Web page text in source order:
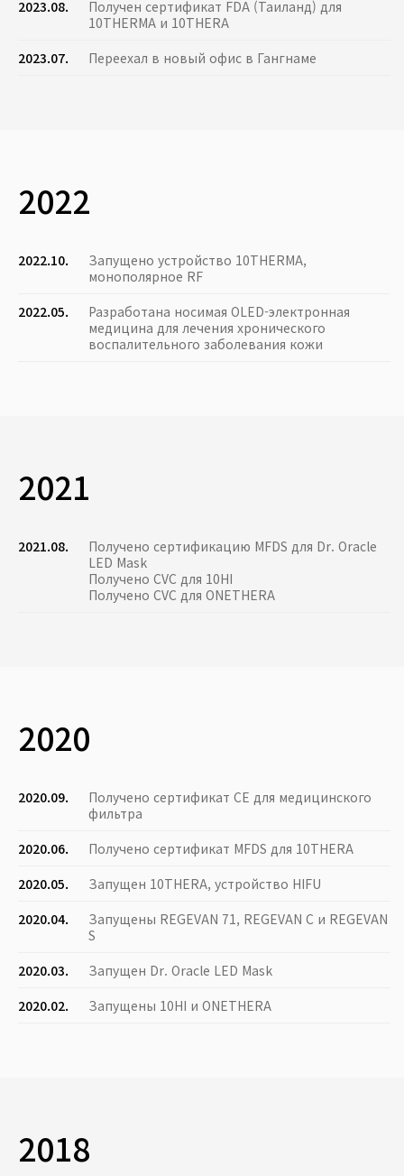
2023.08.
Получен сертификат FDA (Таиланд) для
10THERMA и 10THERA
2023.07.
Переехал в новый офис в Гангнаме
2022
2022.10.
Запущено устройство 10THERMA,
монополярное RF
2022.05.
Разработана носимая OLED-электронная
медицина для лечения хронического
воспалительного заболевания кожи
2021
2021.08.
Получено сертификацию MFDS для Dr. Oracle
LED Mask
Получено CVC для 10HI
Получено CVC для ONETHERA
2020
2020.09.
Получено сертификат CE для медицинского
фильтра
2020.06.
Получено сертификат MFDS для 10THERA
2020.05.
Запущен 10THERA, устройство HIFU
2020.04.
Запущены REGEVAN 71, REGEVAN C и REGEVAN
S
2020.03.
Запущен Dr. Oracle LED Mask
2020.02.
Запущены 10HI и ONETHERA
2018